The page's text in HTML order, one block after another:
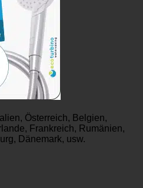
Österreich, Belgien,
Frankreich, Rumänien,
Dänemark, usw.